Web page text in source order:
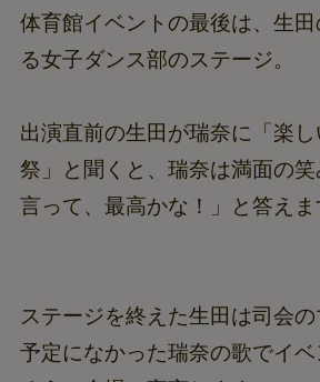
体育館イベントの最後は、生
る女子ダンス部のステージ。
出演直前の生田が瑞奈に「楽
祭」と聞くと、瑞奈は満面の
言って、最高かな！」と答えま
ステージを終えた生田は司会の
予定になかった瑞奈の歌でイベ